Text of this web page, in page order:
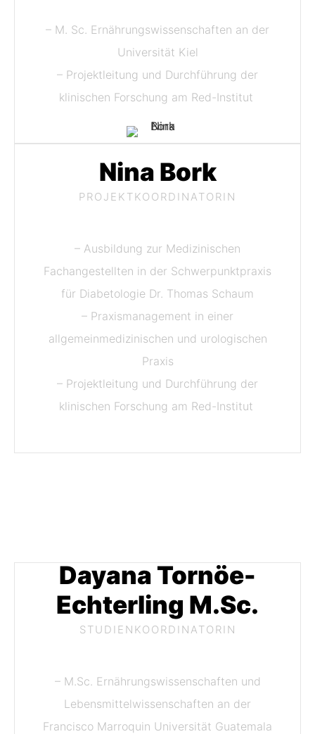
– M. Sc. Ernährungswissenschaften an der
Universität Kiel
– Projektleitung und Durchführung der
klinischen Forschung am Red-Institut
Nina Bork
PROJEKTKOORDINATORIN
– Ausbildung zur Medizinischen
Fachangestellten in der Schwerpunktpraxis
für Diabetologie Dr. Thomas Schaum
– Praxismanagement in einer
allgemeinmedizinischen und urologischen
Praxis
– Projektleitung und Durchführung der
klinischen Forschung am Red-Institut
Dayana Tornöe-
Echterling M.Sc.
STUDIENKOORDINATORIN
– M.Sc. Ernährungswissenschaften und
Lebensmittelwissenschaften an der
Francisco Marroquin Universität Guatemala